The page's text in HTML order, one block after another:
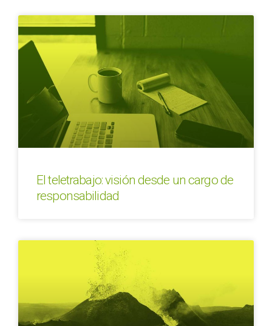
El teletrabajo: visión desde un cargo de
responsabilidad